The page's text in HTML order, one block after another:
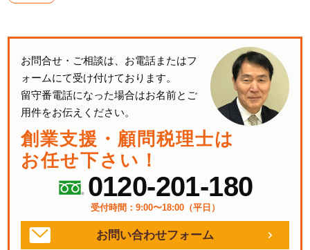
お問合せ・ご相談は、お電話またはフ
ォームにて受け付けております。
留守番電話になった場合はお名前とご
用件をお伝えください。
創業支援・顧問税理士は
お任せ下さい！
0120-201-180
受付時間：9:00〜18:00（平日）
お問い合わせフォーム